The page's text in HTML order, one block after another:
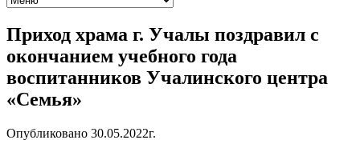
Приход храма г. Учалы поздравил с
окончанием учебного года
воспитанников Учалинского центра
«Семья»
Опубликовано 30.05.2022г.